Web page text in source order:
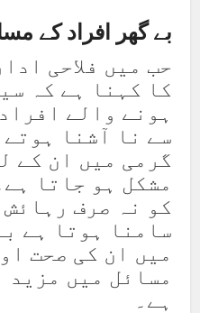
بے گھر افراد کے
حب میں فلاحی
کا کہنا ہے کہ
ہونے والے
سے نا آشنا
گرمی میں ان کے
مشکل ہو جاتا
کو نہ صرف رہائش
سامنا ہوتا ہے
میں ان کی صحت
مسائل میں مزید
ہے۔